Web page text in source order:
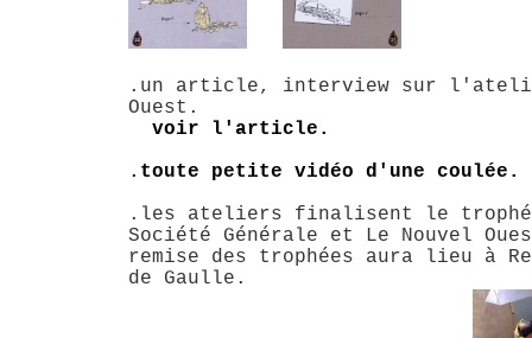
.un article, interview sur
Ouest.
voir l'article.
. toute petite vidéo d'une coulée.
.les ateliers finalisent le trophée
Société Générale et Le Nouvel
remise des trophées aura lieu à
de Gaulle.